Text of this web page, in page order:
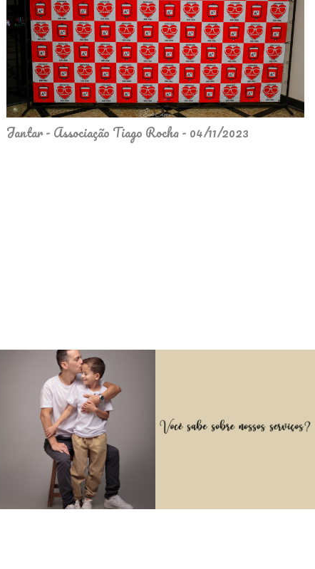
Jantar - Associação Tiago Rocha - 04/11/2023